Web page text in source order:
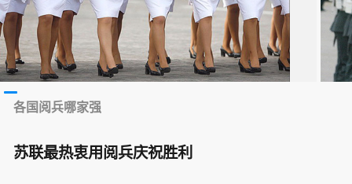
各国阅兵哪家强
苏联最热衷用阅兵庆祝胜利